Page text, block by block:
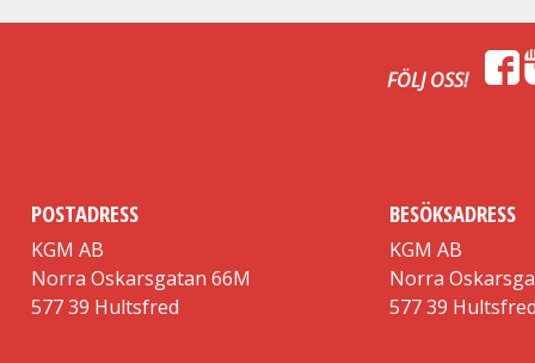
FÖLJ OSS!
POSTADRESS
KGM AB
Norra Oskarsgatan 66M
577 39 Hultsfred
BESÖKSADRESS
KGM AB
Norra
577 39